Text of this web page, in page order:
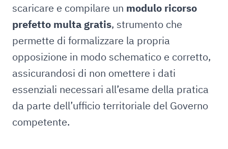
scaricare e compilare un modulo ricorso
prefetto multa gratis, strumento che
permette di formalizzare la propria
opposizione in modo schematico e corretto,
assicurandosi di non omettere i dati
essenziali necessari all’esame della pratica
da parte dell’ufficio territoriale del Governo
competente.